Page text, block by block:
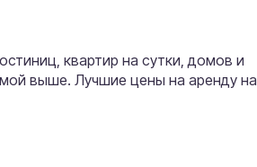
квартир на сутки, домов и
выше. Лучшие цены на аренду на